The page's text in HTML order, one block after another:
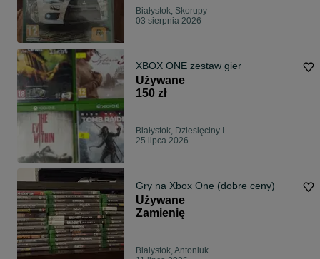
Białystok, Skorupy
03 sierpnia 2026
XBOX ONE zestaw gier
Używane
150 zł
Białystok, Dziesięciny I
25 lipca 2026
Gry na Xbox One (dobre ceny)
Używane
Zamienię
Białystok, Antoniuk